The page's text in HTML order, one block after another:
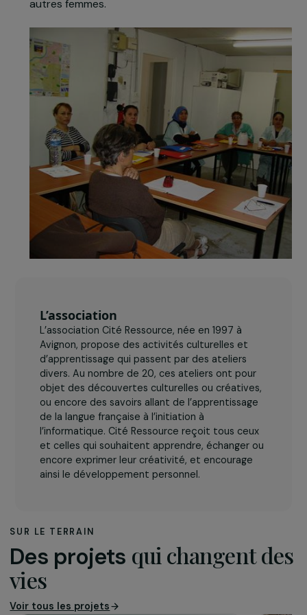
l’insertion professionnelle de ces femmes isolées,
le projet s’appuie sur la solide expérience de
l’association en matière d’alphabétisation ainsi
que sur les femmes ayant expérimenté la
formation qui pourront la promouvoir auprès
autres femmes.
L’association
L’association Cité Ressource, née en 1997 à
objet des découvertes culturelles ou créatives,
ou encore des savoirs allant de l’apprentissage
de la langue française à l’initiation à
l’informatique. Cité Ressource reçoit tous ceux